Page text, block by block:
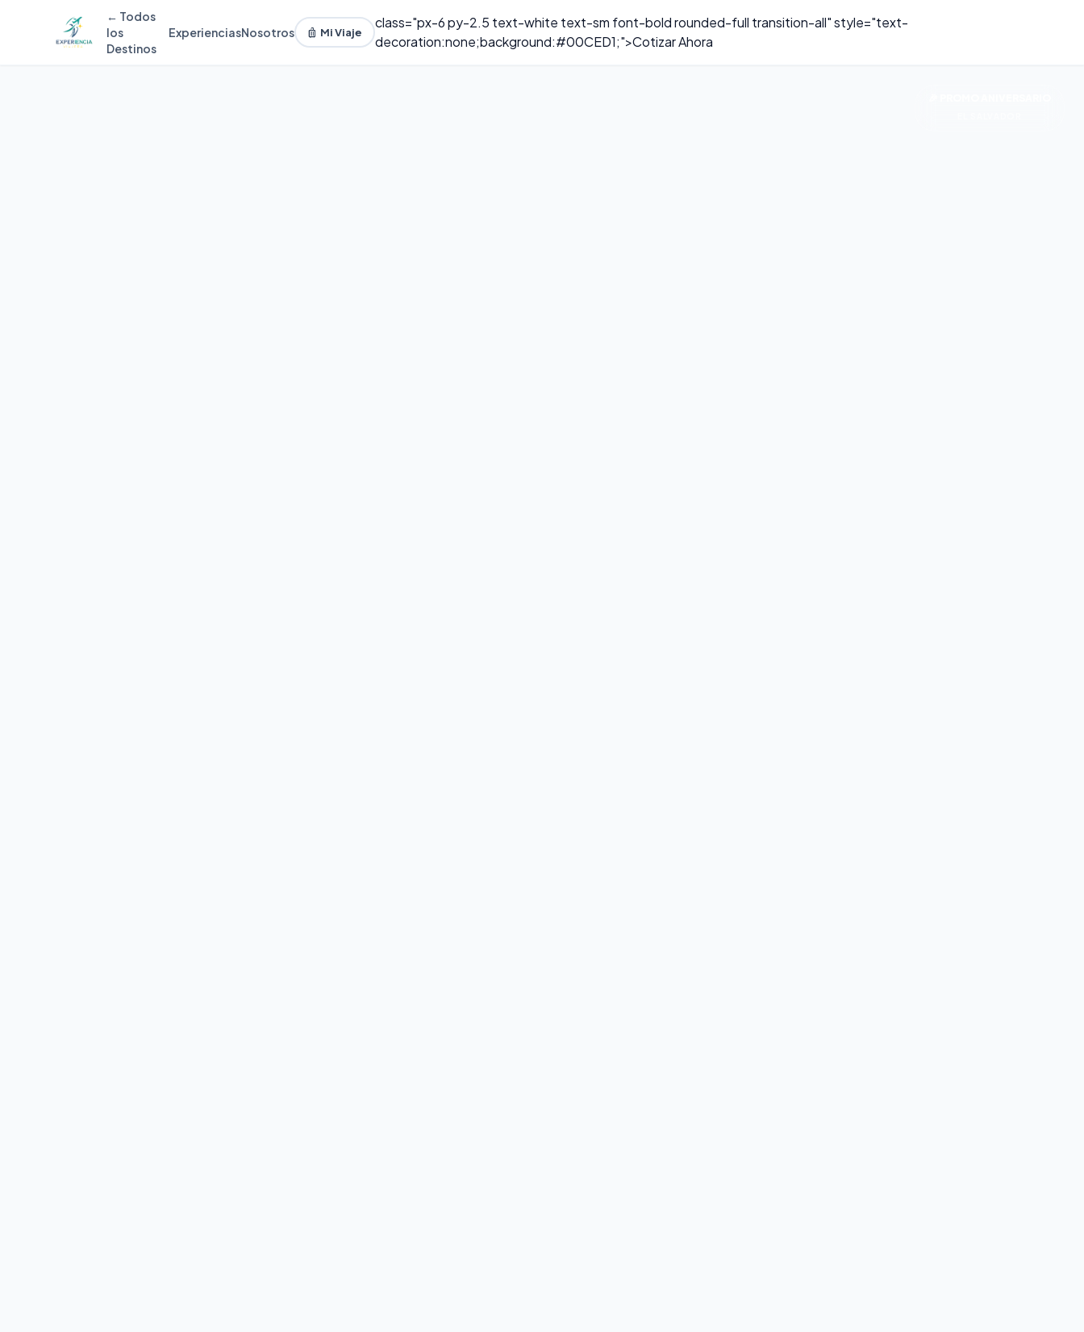
← Todos
los
Destinos
ExperienciasNosotros luggage Mi Viaje
class="px-6 py-2.5 text-white text-sm font-bold rounded-full transition-all" style="text-
decoration:none;background:#00CED1;">Cotizar Ahora